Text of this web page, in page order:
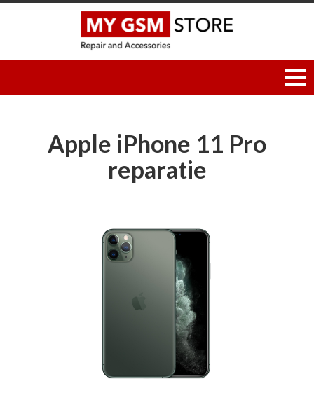
Apple iPhone 11 Pro
reparatie